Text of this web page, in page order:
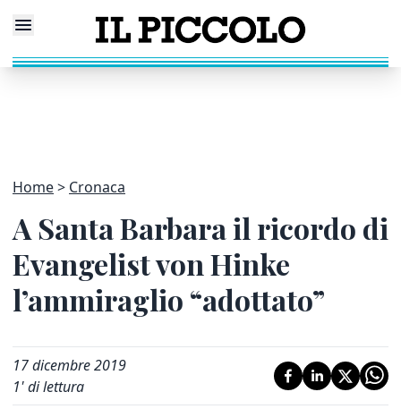
Home Cronaca
A Santa Barbara il ricordo di
Evangelist von Hinke
l’ammiraglio “adottato”
17 dicembre 2019
1' di lettura